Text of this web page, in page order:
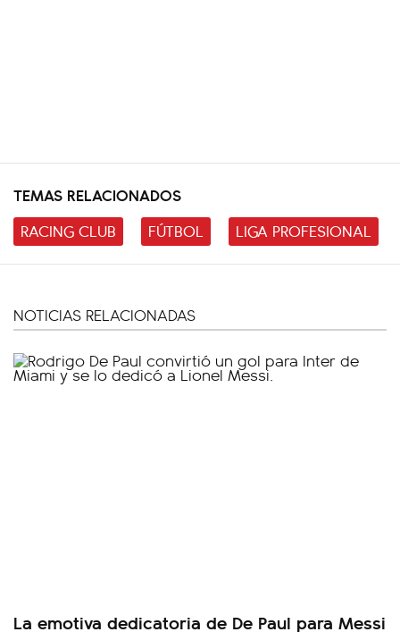
TEMAS RELACIONADOS
RACING CLUB
FÚTBOL LIGA PROFESIONAL
NOTICIAS RELACIONADAS
La emotiva dedicatoria de De Paul para Messi